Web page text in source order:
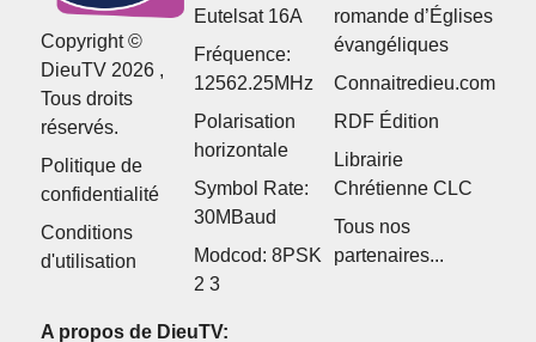
Copyright ©
DieuTV 2026 ,
Tous droits
réservés.
Politique de
confidentialité
Conditions
d'utilisation
Eutelsat 16A
Fréquence:
12562.25MHz
Polarisation
horizontale
Symbol Rate:
30MBaud
Modcod: 8PSK
2 3
romande d’Églises
évangéliques
Connaitredieu.com
RDF Édition
Librairie
Chrétienne CLC
Tous nos
partenaires...
A propos de DieuTV: